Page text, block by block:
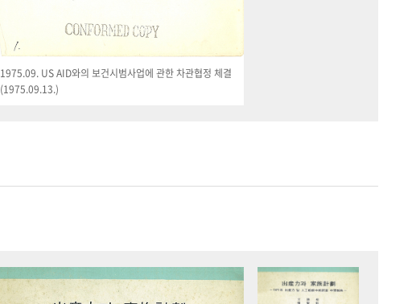
1975.09. US AID와의 보건시범사업에 관한 차관협정 체결
(1975.09.13.)